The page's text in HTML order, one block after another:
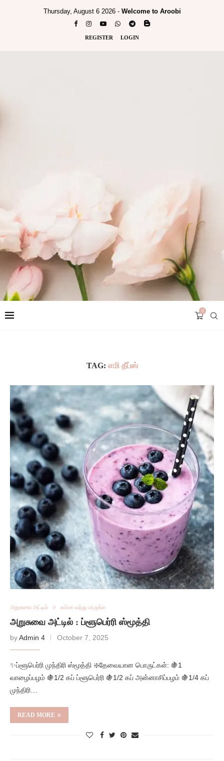
Thursday, August 6 2026 - Welcome to Aroobi
REGISTER LOGIN
0
TAG: எமி தீப்ஸ்
அறுசுவை அட்டில் சும்மா வந்து பாருங்க
அறுசுவை அட்டில் : ப்ளூபெர்ரி ஸ்மூத்தி
byAdmin 4 October 7, 2025
✨ப்ளூபெர்ரி முந்திரி ஸ்மூத்தி ❇️தேவையான பொருட்கள்: 🍇1
வாழைப்பழம் 🍇1/2 கப் ப்ளூபெர்ரி 🍇1/2 கப் அன்னாசிப்பழம் 🍇1/4 கப்
முந்திரி…
READ MORE